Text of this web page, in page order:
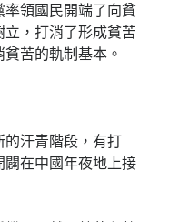
領國民開端了向貧
，打消了形成貧苦
苦的軌制基本。
的汗青階段，有打
在中國年夜地上接